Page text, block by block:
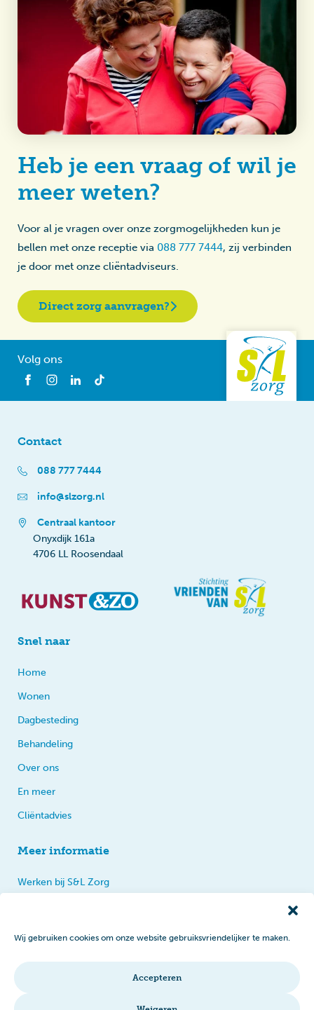
Wij gebruiken cookies om onze website gebruiksvriendelijker te maken.
Accepteren
Heb je een vraag of wil je
meer weten?
Voor al je vragen over onze zorgmogelijkheden kun je
bellen met onze receptie via 088 777 7444, zij verbinden
je door met onze cliëntadviseurs.
Direct zorg aanvragen?
Volg ons
Contact
088 777 7444
info@slzorg.nl
Centraal kantoor
Onyxdijk 161a
4706 LL Roosendaal
Snel naar
Home
Wonen
Dagbesteding
Behandeling
Over ons
En meer
Cliëntadvies
Meer informatie
Werken bij S&L Zorg
Intranet